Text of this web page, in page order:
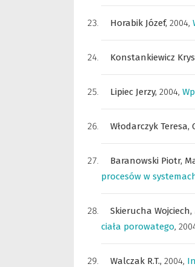
Horabik Józef, 2004,
Konstankiewicz
Lipiec Jerzy, 2004,
Włodarczyk Teresa,
Baranowski Piotr,
procesów w
Skierucha Wojciech,
ciała porowatego,
Walczak R.T., 2004,